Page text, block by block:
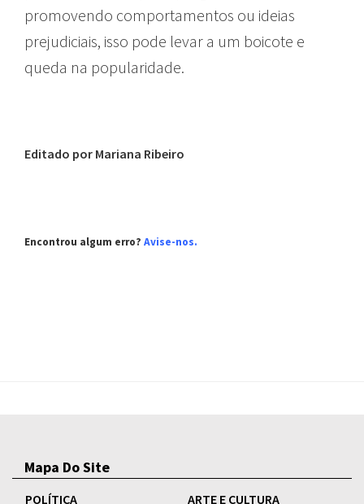
promovendo comportamentos ou ideias
prejudiciais, isso pode levar a um boicote e
queda na popularidade.
Editado por Mariana Ribeiro
Encontrou algum erro? Avise-nos.
Mapa Do Site
POLÍTICA ARTE E CULTURA